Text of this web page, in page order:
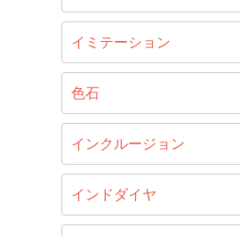
イミテーション
色石
インクルージョン
インドダイヤ